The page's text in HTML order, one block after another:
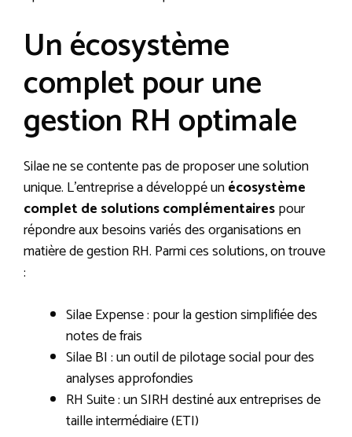
Un écosystème
complet pour une
gestion RH optimale
Silae ne se contente pas de proposer une solution
unique. L’entreprise a développé unécosystème
complet de solutions complémentairespour
répondre aux besoins variés des organisations en
matière de gestion RH. Parmi ces solutions, on trouve
:
Silae Expense : pour la gestion simplifiée des
notes de frais
Silae BI : un outil de pilotage social pour des
analyses approfondies
RH Suite : un SIRH destiné aux entreprises de
taille intermédiaire (ETI)